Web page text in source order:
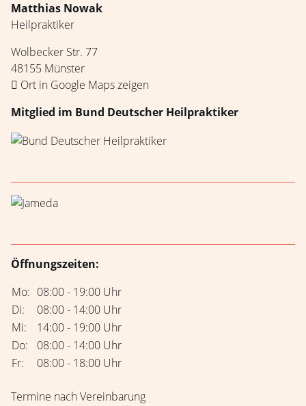
Matthias Nowak
Heilpraktiker
Wolbecker Str. 77
48155 Münster
Ort in Google Maps zeigen
Mitglied im Bund Deutscher Heilpraktiker
Öffnungszeiten:
Mo: 08:00 - 19:00 Uhr
Di:
08:00 - 14:00 Uhr
Mi:
14:00 - 19:00 Uhr
Do:
08:00 - 14:00 Uhr
Fr:
08:00 - 18:00 Uhr
Termine nach Vereinbarung